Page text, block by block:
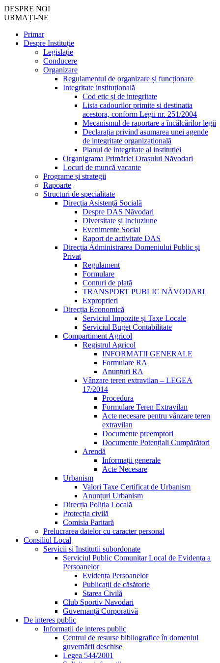
DESPRE NOI
URMAȚI-NE
Primar
Despre Instituție
Legislație
Conducere
Organizare
Regulamentul de organizare și funcționare
Integritate instituțională
Cod etic și de integritate
Lista cadourilor primite si destinatia
acestora, conform Legii nr. 251/2004
Mecanismul de raportare a încălcărilor legii
Declarația privind asumarea unei agende
de integritate organizațională
Planul de integritate al instituției
Organigrama Primăriei Orașului Năvodari
Locuri de muncă vacante
Programe și strategii
Rapoarte
Structuri de specialitate
Direcția Asistență Socială
Despre DAS Năvodari
Diversitate și Incluziune
Evenimente Social
Raport de activitate DAS
Direcția Administrarea Domeniului Public și
Privat
Regulament
Formulare
Conturi de plată
TRANSPORT PUBLIC NĂVODARI
Exproprieri
Direcția Economică
Serviciul Impozite și Taxe Locale
Serviciul Buget Contabilitate
Compartiment Agricol
Registrul Agricol
INFORMATII GENERALE
Formulare RA
Anunțuri RA
Vânzare teren extravilan – LEGEA
17/2014
Procedura
Formulare Teren Extravilan
Acte necesare pentru vânzare teren
extravilan
Documente preemptori
Documente Potențiali Cumpărători
Arendă
Informații generale
Acte Necesare
Urbanism
Valori Taxe Certificat de Urbanism
Anunțuri Urbanism
Direcția Poliția Locală
Protecția civilă
Comisia Paritară
Prelucrarea datelor cu caracter personal
Consiliul Local
Servicii si Institutii subordonate
Serviciul Public Comunitar Local de Evidența a
Persoanelor
Evidența Persoanelor
Publicații de căsătorie
Starea Civilă
Club Sportiv Navodari
Guvernanță Corporativă
De interes public
Informații de interes public
Centrul de resurse bibliografice în domeniul
guvernării deschise
Legea 544/2001